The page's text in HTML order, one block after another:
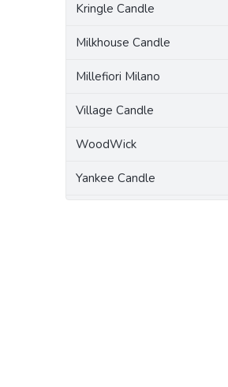
Kringle Candle
Milkhouse Candle
Millefiori Milano
Village Candle
WoodWick
Yankee Candle